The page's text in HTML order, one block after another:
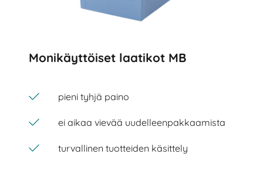
Monikäyttöiset laatikot MB
pieni tyhjä paino
ei aikaa vievää uudelleenpakkaamista
turvallinen tuotteiden käsittely